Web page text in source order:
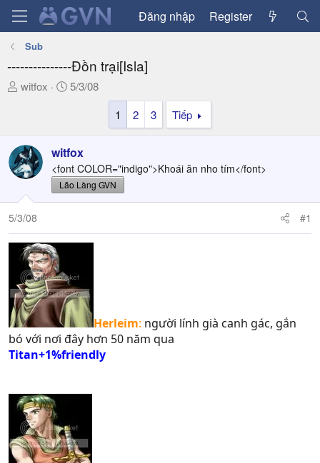
Đăng nhập Register
Sub
---------------Đồn trại[Isla]
T
a
d
s
a
r
t
e
r
witfox
N
g
ử
i
5/3/08
1
2 3 Tiếp
witfox
<font COLOR="indigo">Khoái ăn nho tím</font>
Lão Làng GVN
5/3/08 #1
Herleim: người lính già canh gác, gắn
bó với nơi đây hơn 50 năm qua
Titan+1%friendly